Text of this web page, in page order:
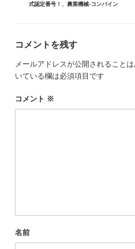
ー
式認定番号！ 、 農業機械-コンバイン
コメントを残す
メールアドレスが公開されることは
いている欄は必須項目です
コメント ※
名前